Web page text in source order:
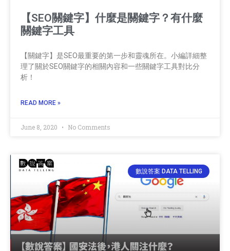
【SEO關鍵字】什麼是關鍵字？有什麼
關鍵字工具
【關鍵字】是SEO最重要的第一步和靈魂所在。小編詳細整
理了關於SEO關鍵字的相關內容和一些關鍵字工具對比分
析！
READ MORE »
June 8, 2020 No Comments
數說答案 DATA TELLING